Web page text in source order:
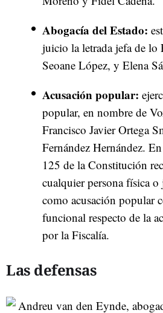
Abogacía del Estado:
juicio la letrada jefa de lo
Seoane López, y Elena
Acusación popular:
popular, en nombre de
Francisco Javier Ortega
Fernández Hernández.
125 de la Constitución
cualquier persona física o
como acusación popular
funcional respecto de la
por la Fiscalía.
Las defensas